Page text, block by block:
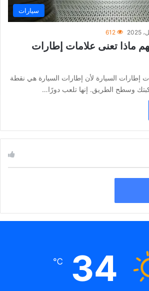
سيارات
612
ماذا تعنى علامات إطارات
إطارات السيارة لأن إطارات السيارة هي نقطة
وسطح الطريق. إنها تلعب دورًا…
34
℃